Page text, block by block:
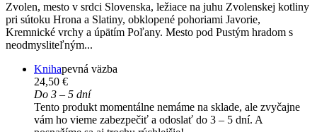
Zvolen, mesto v srdci Slovenska, ležiace na juhu Zvolenskej kotliny
pri sútoku Hrona a Slatiny, obklopené pohoriami Javorie,
Kremnické vrchy a úpätím Poľany. Mesto pod Pustým hradom s
neodmysliteľným...
Knihapevná väzba
24,50 €
Do 3 – 5 dní
Tento produkt momentálne nemáme na sklade, ale zvyčajne
vám ho vieme zabezpečiť a odoslať do 3 – 5 dní. A